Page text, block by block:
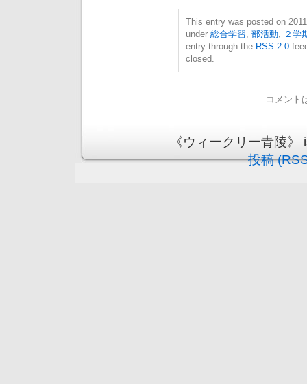
This entry was posted on
under 総合学習, 部活動, ２学
entry through the RSS 2.0
closed.
コメント
《ウィークリー青陵
投稿